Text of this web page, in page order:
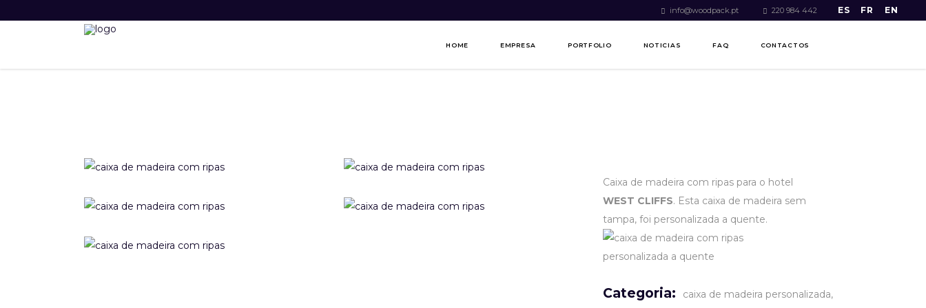
info@woodpack.pt 220 984 442 ES FR EN
HOME EMPRESA PORTFOLIO NOTICIAS FAQ CONTACTOS
Caixa de madeira com ripas para o hotel
WEST CLIFFS. Esta caixa de madeira sem
tampa, foi personalizada a quente.
Categoria:
caixa de madeira personalizada